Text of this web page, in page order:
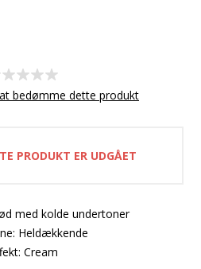
bedømme dette produkt
PRODUKT ER UDGÅET
med kolde undertoner
Heldækkende
Cream